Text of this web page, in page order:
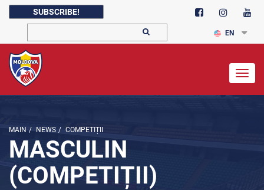
SUBSCRIBE!
EN
MAIN / NEWS / COMPETIȚII
MASCULIN
(COMPETIȚII)